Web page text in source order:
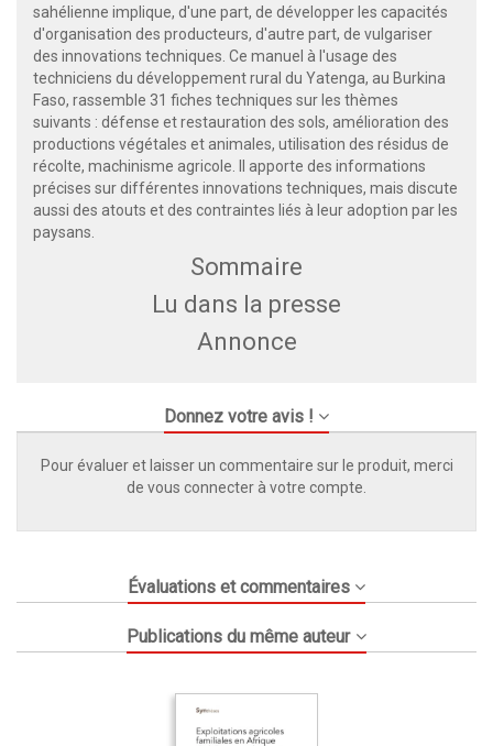
sahélienne implique, d'une part, de développer les capacités
d'organisation des producteurs, d'autre part, de vulgariser
des innovations techniques. Ce manuel à l'usage des
techniciens du développement rural du Yatenga, au Burkina
Faso, rassemble 31 fiches techniques sur les thèmes
suivants : défense et restauration des sols, amélioration des
productions végétales et animales, utilisation des résidus de
récolte, machinisme agricole. Il apporte des informations
précises sur différentes innovations techniques, mais discute
aussi des atouts et des contraintes liés à leur adoption par les
paysans.
Sommaire
Lu dans la presse
Annonce
Donnez votre avis !
Pour évaluer et laisser un commentaire sur le produit, merci
de vous connecter à votre compte.
Évaluations et commentaires
Publications du même auteur